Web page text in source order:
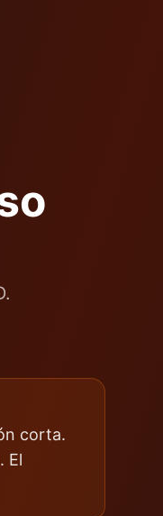
corta.
El